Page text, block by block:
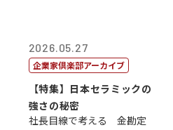
2026.05.27
企業家倶楽部アーカイブ
【特集】日本セラミックの
強さの秘密
社長目線で考える 金勘定